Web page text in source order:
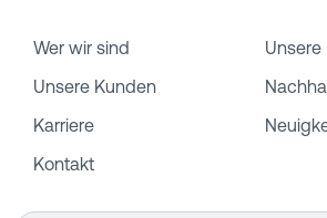
Wer wir sind
Unsere
Unsere Kunden
Karriere
Kontakt